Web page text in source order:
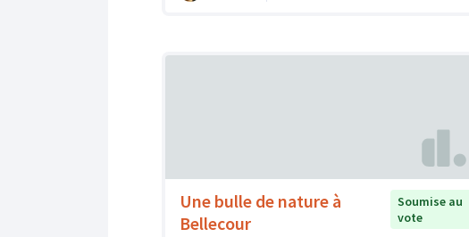
Une bulle de nature à
Bellecour
Soumise au
vote